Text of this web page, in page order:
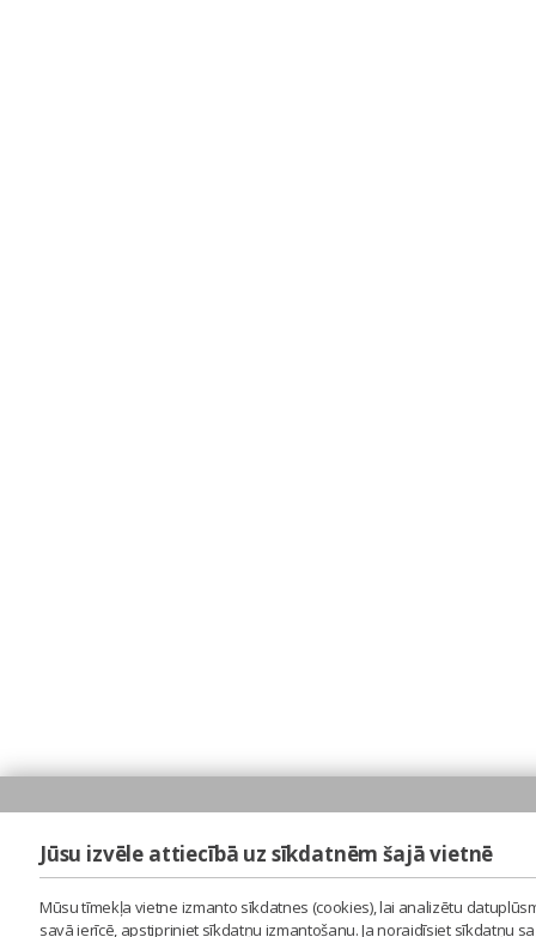
Jūsu izvēle attiecībā uz sīkdatnēm šajā vietnē
Mūsu tīmekļa vietne izmanto sīkdatnes (cookies), lai analizētu
savā ierīcē, apstipriniet sīkdatņu izmantošanu. Ja noraidīsiet sīkdatņu